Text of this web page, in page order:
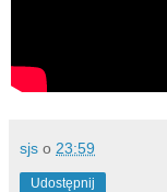
sjs o 23:59
Udostępnij